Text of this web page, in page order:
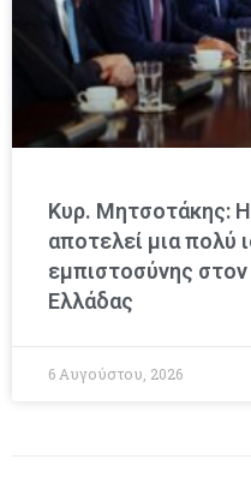
Κυρ. Μητσοτάκης:
αποτελεί μια πολύ
εμπιστοσύνης
Ελλάδας
6 Αυγούστου, 2026